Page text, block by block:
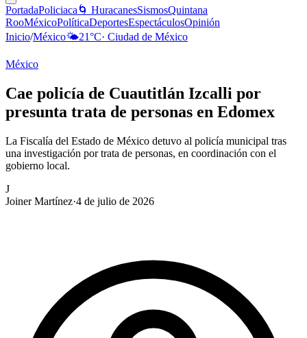
PortadaPoliciaca 🌀 HuracanesSismosQuintana
RooMéxicoPolíticaDeportesEspectáculosOpinión
Inicio/México🌤️21°C· Ciudad de México
México
Cae policía de Cuautitlán Izcalli por
presunta trata de personas en Edomex
La Fiscalía del Estado de México detuvo al policía municipal tras
una investigación por trata de personas, en coordinación con el
gobierno local.
J
Joiner Martínez·4 de julio de 2026